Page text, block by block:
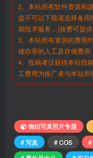
2、本站所有软件资源和
盘不可以下载请选择备
期技术服务，(收费可提
3、本站所有资源的费用
储存等的人工及存储费用
4、投稿者仅获得本站投
工费用为推广者与本站所
御姐写真照片专题
# 写真
# COS